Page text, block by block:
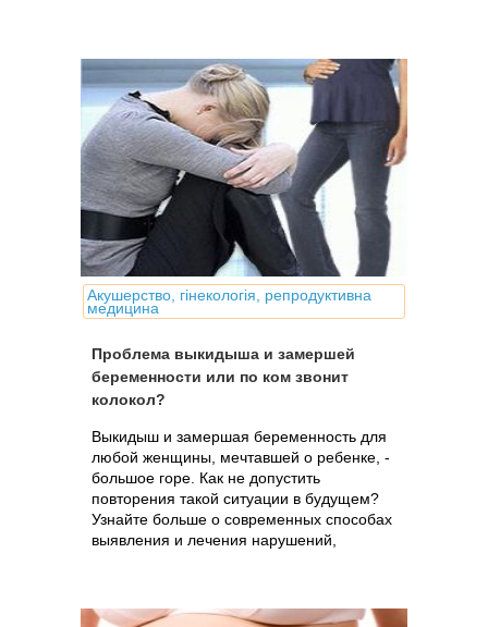
Акушерство, гінекологія, репродуктивна
медицина
Проблема выкидыша и замершей
беременности или по ком звонит
колокол?
Выкидыш и замершая беременность для
любой женщины, мечтавшей о ребенке, -
большое горе. Как не допустить
повторения такой ситуации в будущем?
Узнайте больше о современных способах
выявления и лечения нарушений,